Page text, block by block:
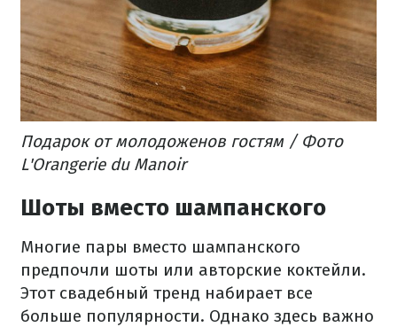
Подарок от молодоженов гостям / Фото
L'Orangerie du Manoir
Шоты вместо шампанского
Многие пары вместо шампанского
предпочли шоты или авторские коктейли.
Этот свадебный тренд набирает все
больше популярности. Однако здесь важно